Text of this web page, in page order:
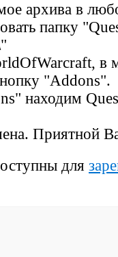
архива в
папку
в
"Addons".
находим
Приятной
для